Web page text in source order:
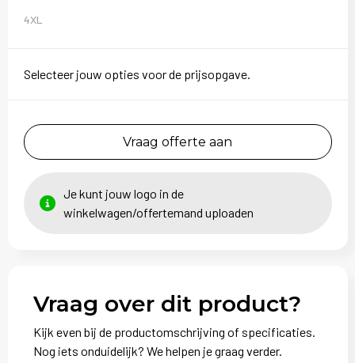
4XL
Selecteer jouw opties voor de prijsopgave.
Vraag offerte aan
Je kunt jouw logo in de
winkelwagen/offertemand uploaden
Vraag over dit product?
Kijk even bij de productomschrijving of specificaties.
Nog iets onduidelijk? We helpen je graag verder.